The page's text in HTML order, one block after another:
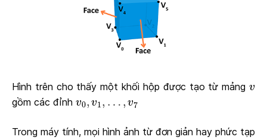
Hình trên cho thấy một khối hộp được tạo từ mảng v
v
gồm các đỉnh v0, v1, … , v7
v0 ,v1 , … , v7
Trong máy tính, mọi hình ảnh từ đơn giản hay phức tạp